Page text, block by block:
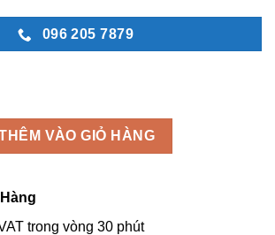
096 205 7879
VÀO GIỎ HÀNG
trong vòng 30 phút